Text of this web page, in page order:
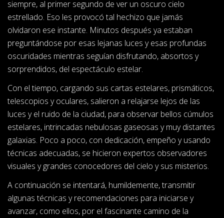
siempre, al primer segundo de ver un oscuro cielo
estrellado. Eso les provocó tal hechizo que jamás
olvidaron ese instante. Minutos después ya estaban
preguntándose por esas lejanas luces y esas profundas
oscuridades mientras seguían disfrutando, absortos y
sorprendidos, del espectáculo estelar.
Con el tiempo, cargando sus cartas estelares, prismáticos,
telescopios y oculares, salieron a relajarse lejos de las
luces y el ruido de la ciudad, para observar bellos cúmulos
estelares, intrincadas nebulosas gaseosas y muy distantes
galaxias. Poco a poco, con dedicación, empeño y usando
técnicas adecuadas, se hicieron expertos observadores
visuales y grandes conocedores del cielo y sus misterios.
A continuación se intentará, humildemente, transmitir
algunas técnicas y recomendaciones para iniciarse y
avanzar, como ellos, por el fascinante camino de la